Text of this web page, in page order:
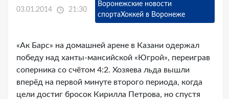
03.01.2014 21:30
Воронежские новости
спортаХоккей в Воронеже
«Ак Барс» на домашней арене в Казани одержал
победу над ханты-мансийской «Югрой», переиграв
соперника со счётом 4:2. Хозяева льда вышли
вперёд на первой минуте второго периода, когда
цели достиг бросок Кирилла Петрова, но спустя